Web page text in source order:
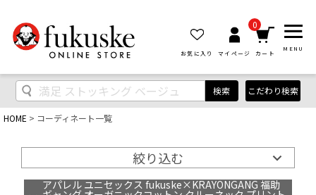
お気に入り マイページ
0
カート
MENU
検索 こだわり検索
HOME コーディネート一覧
絞り込む
アパレル ユニセックス fukuske×KRAYONGANG 福助